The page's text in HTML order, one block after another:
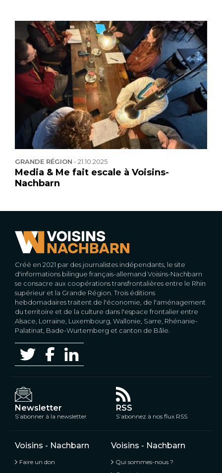
GRANDE RÉGION -21.10.2025
Media & Me fait escale à Voisins-
Nachbarn
Créé en 2021 par des journalistes indépendants, le site
d'informations bilingue français-allemand Voisins-Nachbarn
se consacre aux coopérations transfrontalières entre le Rhin
supérieur et la Grande Région. Trois éditions
hebdomadaires traitent de l'économie, de l'aménagement
du territoire et de la culture dans l'espace frontalier entre
Alsace, Lorraine, Luxembourg, Wallonie, Sarre, Rhénanie-
Palatinat, Bade-Wurtemberg et canton de Bâle.
Newsletter
S’abonner à la newsletter
RSS
S’abonnez à nos flux RSS
Voisins - Nachbarn
Faire un don
Voisins - Nachbarn
Qui sommes-nous ?